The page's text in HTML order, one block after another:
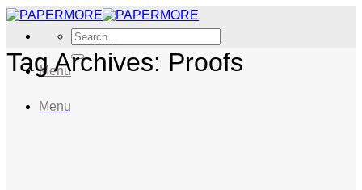
Skip
content
Search
for:
Menu
Menu
Tag Archives: Proofs